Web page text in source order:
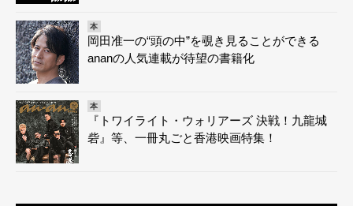
本
岡田准一の“頭の中”を覗き見ることができる
ananの人気連載が待望の書籍化
本
『トワイライト・ウォリアーズ 決戦！九龍城
砦』等、一冊丸ごと香港映画特集！